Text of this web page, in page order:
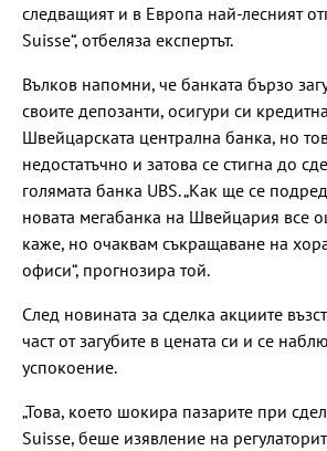
следващият и в Европа най-лесният
Suisse“, отбеляза експертът.
Вълков напомни, че банката бързо
своите депозанти, осигури си
Швейцарската централна банка, но
недостатъчно и затова се стигна до
голямата банка UBS. „Как ще се
новата мегабанка на Швейцария все
каже, но очаквам съкращаване на
офиси“, прогнозира той.
След новината за сделка акциите
част от загубите в цената си и се
успокоение.
„Това, което шокира пазарите при
Suisse, беше изявление на